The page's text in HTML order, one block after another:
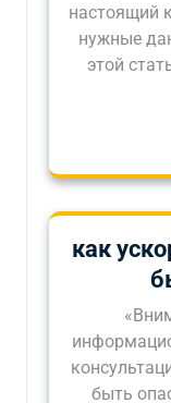
настоящий
нужные
этой
как
быть